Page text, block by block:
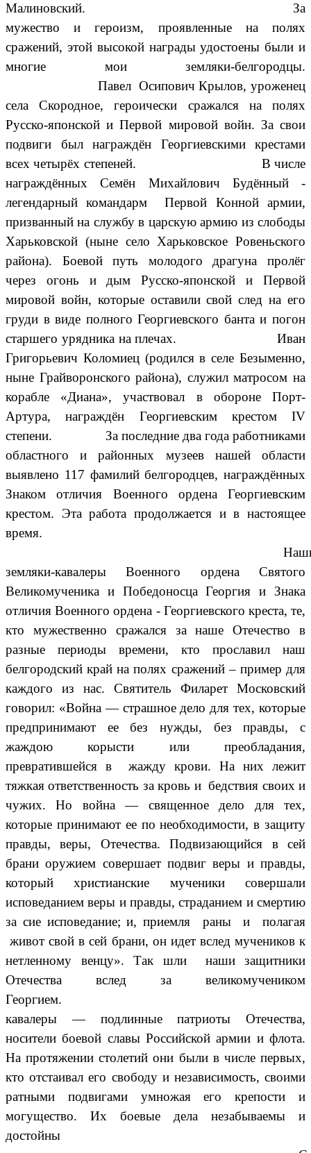
Малиновский. За
мужество и героизм, проявленные на полях
сражений, этой высокой награды удостоены были и
многие мои земляки-белгородцы.
Павел Осипович Крылов, уроженец
села Скородное, героически сражался на полях
Русско-японской и Первой мировой войн. За свои
подвиги был награждён Георгиевскими крестами
всех четырёх степеней. В числе
награждённых Семён Михайлович Будённый -
легендарный командарм Первой Конной армии,
призванный на службу в царскую армию из слободы
Харьковской (ныне село Харьковское Ровеньского
района). Боевой путь молодого драгуна пролёг
через огонь и дым Русско-японской и Первой
мировой войн, которые оставили свой след на его
груди в виде полного Георгиевского банта и погон
старшего урядника на плечах. Иван
Григорьевич Коломиец (родился в селе Безыменно,
ныне Грайворонского района), служил матросом на
корабле «Диана», участвовал в обороне Порт-
Артура, награждён Георгиевским крестом IV
степени.
За последние два года работниками
областного и районных музеев нашей области
выявлено 117 фамилий белгородцев, награждённых
Знаком отличия Военного ордена Георгиевским
крестом. Эта работа продолжается и в настоящее
время.
земляки-кавалеры Военного ордена Святого
Великомученика и Победоносца Георгия и Знака
отличия Военного ордена - Георгиевского креста, те,
кто мужественно сражался за наше Отечество в
разные периоды времени, кто прославил наш
белгородский край на полях сражений – пример для
каждого из нас.
Святитель Филарет Московский
говорил: «Война — страшное дело для тех, которые
предпринимают ее без нужды, без правды, с
жаждою корысти или преобладания,
превратившейся в жажду крови. На них лежит
тяжкая ответственность за кровь и бедствия своих и
чужих. Но война — священное дело для тех,
которые принимают ее по необходимости, в защиту
правды, веры, Отечества. Подвизающийся в сей
брани оружием совершает подвиг веры и правды,
который христианские мученики совершали
исповеданием веры и правды, страданием и смертию
за сие исповедание; и, приемля раны и полагая
живот свой в сей брани, он идет вслед мучеников к
нетленному венцу». Так шли наши защитники
Отечества вслед за великомучеником
Георгием.
кавалеры — подлинные патриоты Отечества,
носители боевой славы Российской армии и флота.
На протяжении столетий они были в числе первых,
кто отстаивал его свободу и независимость, своими
ратными подвигами умножая его крепости и
могущество. Их боевые дела незабываемы и
достойны